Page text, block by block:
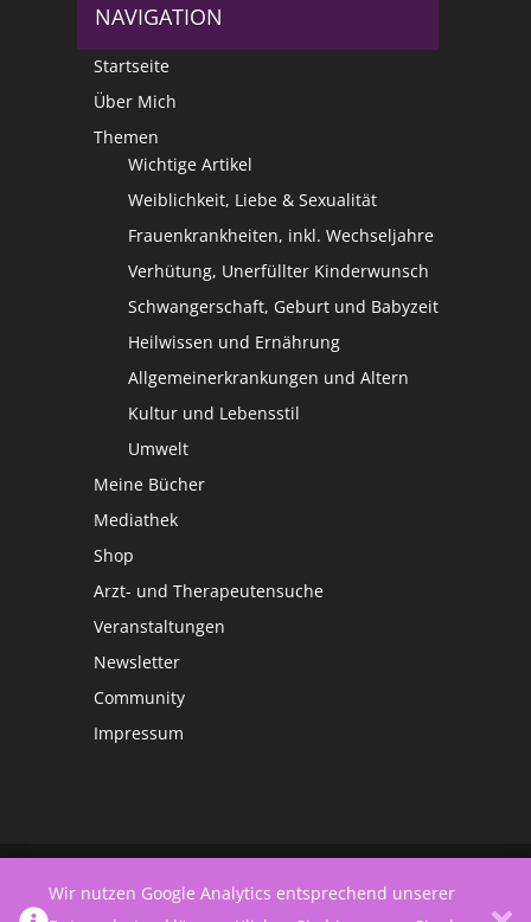
NAVIGATION
Startseite
Über Mich
Themen
Wichtige Artikel
Weiblichkeit, Liebe & Sexualität
Frauenkrankheiten, inkl. Wechseljahre
Verhütung, Unerfüllter Kinderwunsch
Schwangerschaft, Geburt und Babyzeit
Heilwissen und Ernährung
Allgemeinerkrankungen und Altern
Kultur und Lebensstil
Umwelt
Meine Bücher
Mediathek
Shop
Arzt- und Therapeutensuche
Veranstaltungen
Newsletter
Community
Impressum
Wir nutzen Google Analytics entsprechend unserer